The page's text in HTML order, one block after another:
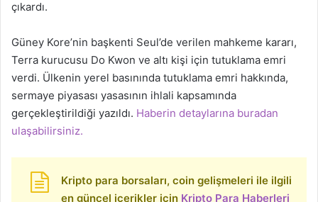
çıkardı.
Güney Kore’nin başkenti Seul’de verilen mahkeme kararı,
Terra kurucusu Do Kwon ve altı kişi için tutuklama emri
verdi. Ülkenin yerel basınında tutuklama emri hakkında,
sermaye piyasası yasasının ihlali kapsamında
gerçekleştirildiği yazıldı. Haberin detaylarına buradan
ulaşabilirsiniz.
Kripto para borsaları, coin gelişmeleri ile ilgili
en güncel içerikler için Kripto Para Haberleri